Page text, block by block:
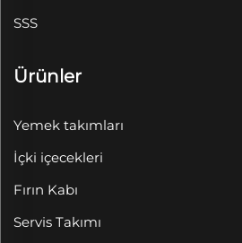
SSS
Ürünler
Yemek takımları
İçki içecekleri
Fırın Kabı
Servis Takımı